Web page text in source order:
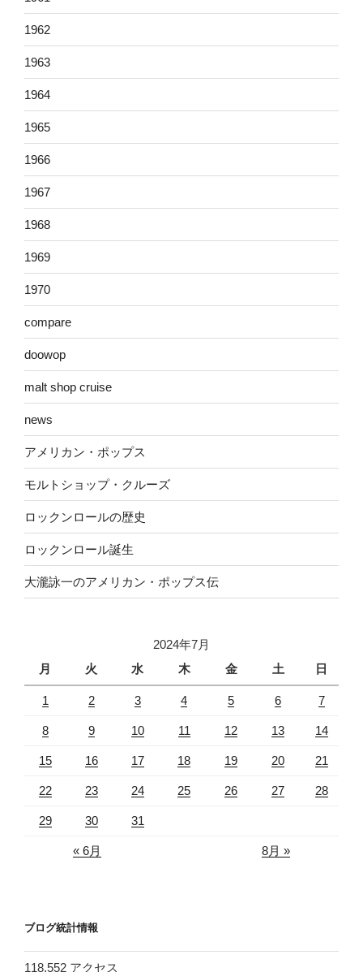
1962
1963
1964
1965
1966
1967
1968
1969
1970
compare
doowop
malt shop cruise
news
アメリカン・ポップス
モルトショップ・クルーズ
ロックンロールの歴史
ロックンロール誕生
大瀧詠一のアメリカン・ポップス伝
2024年7月
月
火 水 木 金 土 日
1 2 3 4 5 6 7
8 9 10 11 12 13 14
15 16 17 18 19 20 21
22 23 24 25 26 27 28
29 30 31
« 6月 8月 »
ブログ統計情報
118,552 アクセス